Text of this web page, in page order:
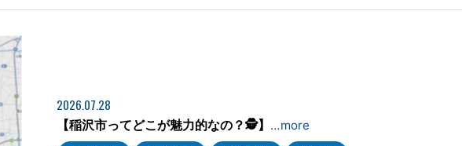
2026.07.28
【稲沢市ってどこが魅力的なの？🕵】 …more